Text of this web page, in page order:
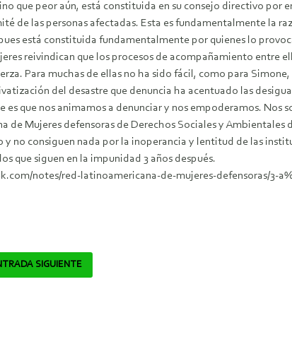
que peor aún, está constituida en su consejo directivo por
de las personas afectadas. Esta es fundamentalmente la
está constituida fundamentalmente por quienes lo
reivindican que los procesos de acompañamiento entre
Para muchas de ellas no ha sido fácil, como para
del desastre que denuncia ha acentuado las
es que nos animamos a denunciar y nos empoderamos. Nos
de Mujeres defensoras de Derechos Sociales y
y no consiguen nada por la inoperancia y lentitud de las
que siguen en la impunidad 3 años después.
notes/red-latinoamericana-de-mujeres-defensoras/3-
SIGUIENTE